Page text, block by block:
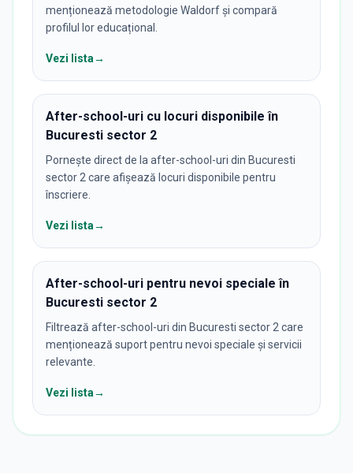
menționează metodologie Waldorf și compară
profilul lor educațional.
Vezi lista→
After-school-uri cu locuri disponibile în
Bucuresti sector 2
Pornește direct de la after-school-uri din Bucuresti
sector 2 care afișează locuri disponibile pentru
înscriere.
Vezi lista→
After-school-uri pentru nevoi speciale în
Bucuresti sector 2
Filtrează after-school-uri din Bucuresti sector 2 care
menționează suport pentru nevoi speciale și servicii
relevante.
Vezi lista→